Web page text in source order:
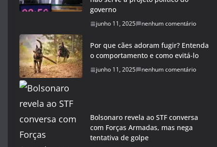
governo
junho 11, 2025 nenhum comentário
Por que cães adoram fugir? Entenda
o comportamento e como evitá-lo
junho 11, 2025 nenhum comentário
Bolsonaro revela ao STF conversa
com Forças Armadas, mas nega
tentativa de golpe